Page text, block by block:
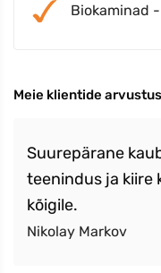
Biokaminad
Meie klientide
Suurepärane
teenindus ja kiire
kõigile.
Nikolay Markov